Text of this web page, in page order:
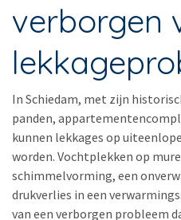
verborgen
In Schiedam, met zijn
panden,
kunnen lekkages op
worden. Vochtplekken op
schimmelvorming, een
drukverlies in een
van een verborgen probleem